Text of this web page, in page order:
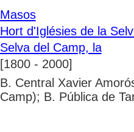
Masos
Hort d'Iglésies de la
Selva del Camp, la
[1800 - 2000]
B. Central Xavier
Camp); B. Pública de